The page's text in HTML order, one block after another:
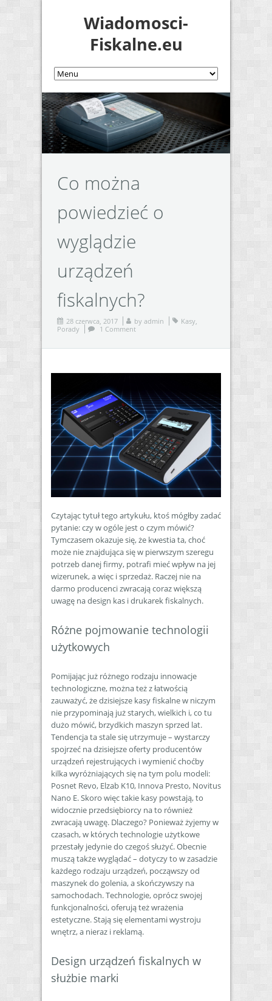
Wiadomosci-
Fiskalne.eu
Co można
powiedzieć o
wyglądzie
urządzeń
fiskalnych?
28 czerwca, 2017 by admin Kasy,
Porady
1 Comment
Czytając tytuł tego artykułu, ktoś mógłby zadać
pytanie: czy w ogóle jest o czym mówić?
Tymczasem okazuje się, że kwestia ta, choć
może nie znajdująca się w pierwszym szeregu
potrzeb danej firmy, potrafi mieć wpływ na jej
wizerunek, a więc i sprzedaż. Raczej nie na
darmo producenci zwracają coraz większą
uwagę na design kas i drukarek fiskalnych.
Różne pojmowanie technologii
użytkowych
Pomijając już różnego rodzaju innowacje
technologiczne, można też z łatwością
zauważyć, że dzisiejsze kasy fiskalne w niczym
nie przypominają już starych, wielkich i, co tu
dużo mówić, brzydkich maszyn sprzed lat.
Tendencja ta stale się utrzymuje – wystarczy
spojrzeć na dzisiejsze oferty producentów
urządzeń rejestrujących i wymienić choćby
kilka wyróżniających się na tym polu modeli:
Posnet Revo, Elzab K10, Innova Presto, Novitus
Nano E. Skoro więc takie kasy powstają, to
widocznie przedsiębiorcy na to również
zwracają uwagę. Dlaczego? Ponieważ żyjemy w
czasach, w których technologie użytkowe
przestały jedynie do czegoś służyć. Obecnie
muszą także wyglądać – dotyczy to w zasadzie
każdego rodzaju urządzeń, począwszy od
maszynek do golenia, a skończywszy na
samochodach. Technologie, oprócz swojej
funkcjonalności, oferują też wrażenia
estetyczne. Stają się elementami wystroju
wnętrz, a nieraz i reklamą.
Design urządzeń fiskalnych w
służbie marki